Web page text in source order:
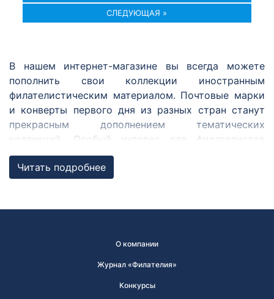
СЛЕДУЮЩАЯ »
В нашем интернет-магазине вы всегда можете
пополнить свои коллекции иностранным
филателистическим материалом. Почтовые марки
и конверты первого дня из разных стран станут
прекрасным дополнением тематических
коллекций. Особый интерес для филателистов
представляют марки из совместных с Россией
выпусков, ежегодных выпусков по программе
Совместный выпуск почтовых марок — выпуск,
осуществляющийся одновременно двумя
государствами и более. Марки в совместном
Читать подробнее
О компании
Журнал «Филателия»
Конкурсы